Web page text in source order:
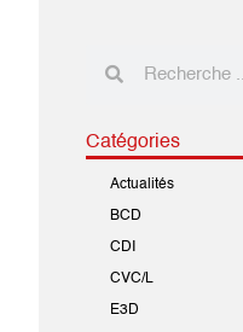
Catégories
Actualités
BCD
CDI
CVC/L
E3D